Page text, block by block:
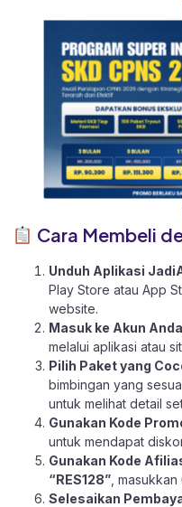
Cara Membeli
Unduh Aplikasi
Play Store atau App
website.
Masuk ke Akun Anda
melalui aplikasi atau
Pilih Paket yang
bimbingan yang
untuk melihat detail
Gunakan Kode
untuk mendapat
Gunakan Kode
“RES128” ,
Selesaikan